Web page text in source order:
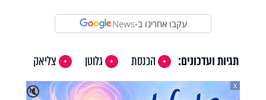
עקבו אחרינו ב-News
תגיות ועדכונים: הכנסת גלוטן
צליאק
🔇
X